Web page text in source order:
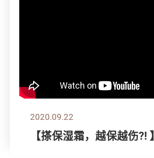
2020.09.22
【搽保湿霜，越保越伤?! 】